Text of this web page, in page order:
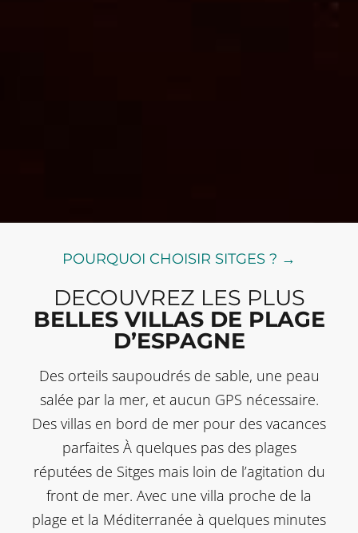
POURQUOI CHOISIR SITGES ? →
DECOUVREZ LES PLUS
BELLES VILLAS DE PLAGE
D’ESPAGNE
Des orteils saupoudrés de sable, une peau
salée par la mer, et aucun GPS nécessaire.
Des villas en bord de mer pour des vacances
parfaites À quelques pas des plages
réputées de Sitges mais loin de l’agitation du
front de mer. Avec une villa proche de la
plage et la Méditerranée à quelques minutes